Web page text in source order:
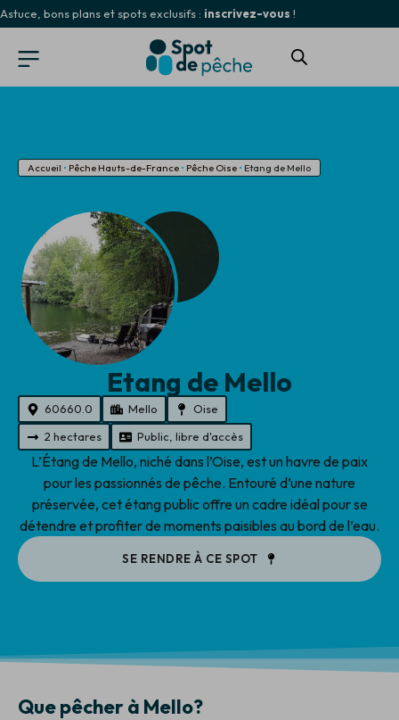
Astuce, bons plans et spots exclusifs : inscrivez-vous !
Accueil • Pêche Hauts-de-France • Pêche Oise • Etang de Mello
Etang de Mello
60660.0 Mello
Oise
2 hectares
Public, libre d'accès
L’Étang de Mello, niché dans l’Oise, est un havre de paix
pour les passionnés de pêche. Entouré d’une nature
préservée, cet étang public offre un cadre idéal pour se
détendre et profiter de moments paisibles au bord de l’eau.
SE RENDRE À CE SPOT
Que pêcher à Mello?